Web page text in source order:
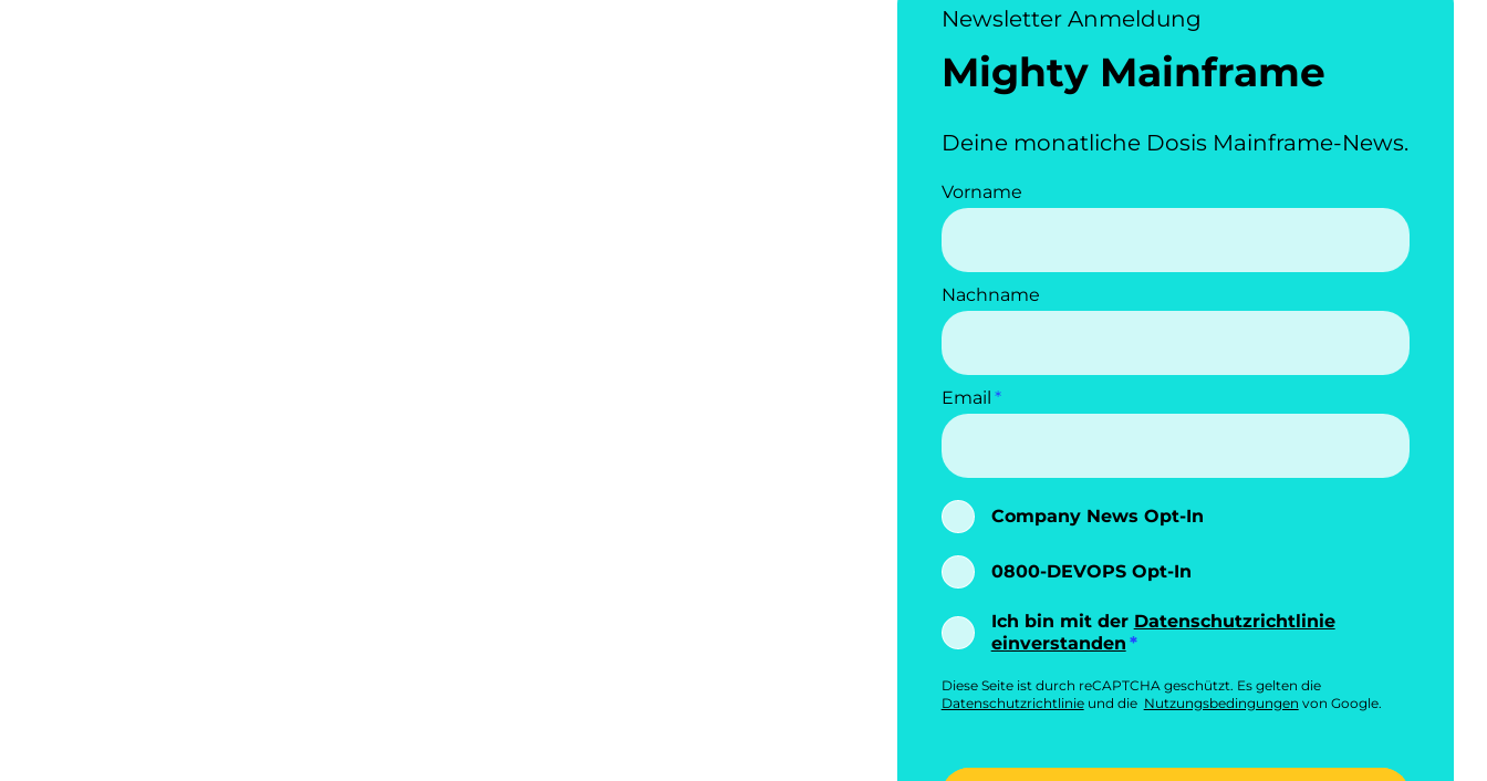
Newsletter Anmeldung
Mighty Mainframe
Deine monatliche Dosis Mainframe-News.
Vorname
Nachname
Email
Company News Opt-In
0800-DEVOPS Opt-In
Ich bin mit der Datenschutzrichtlinie
einverstanden
Diese Seite ist durch reCAPTCHA geschützt. Es gelten die
Datenschutzrichtlinieund die Nutzungsbedingungen von Google.